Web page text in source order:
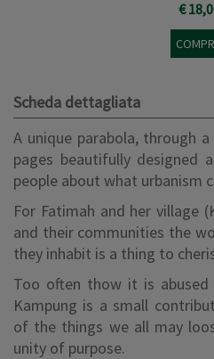
€
Scheda dettagliata
A unique parabola, through
pages beautifully designed
people about what urbanism
For Fatimah and her village
and their communities the
they inhabit is a thing to
Too often thow it is abused
Kampung is a small
of the things we all may
unity of purpose.